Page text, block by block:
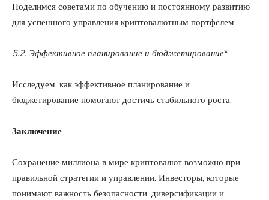
Поделимся советами по обучению и постоянному развитию
для успешного управления криптовалютным портфелем.
5.2. Эффективное планирование и бюджетирование*
Исследуем, как эффективное планирование и
бюджетирование помогают достичь стабильного роста.
Заключение
Сохранение миллиона в мире криптовалют возможно при
правильной стратегии и управлении. Инвесторы, которые
понимают важность безопасности, диверсификации и